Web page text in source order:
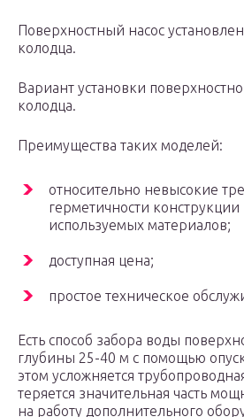
Поверхностный насос
колодца.
Вариант установки
колодца.
Преимущества таких моделей:
относительно невысокие
герметичности конструкции
используемых материалов;
доступная цена;
простое техническое
Есть способ забора воды
глубины 25-40 м с помощью
этом усложняется
теряется значительная часть
на работу дополнительного